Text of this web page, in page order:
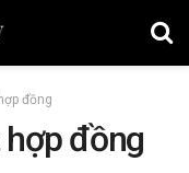
đồng
đồng